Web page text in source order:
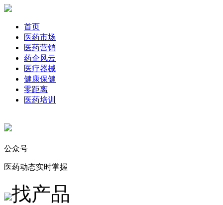
首页
医药市场
医药营销
药企风云
医疗器械
健康保健
零距离
医药培训
公众号
医药动态实时掌握
找产品